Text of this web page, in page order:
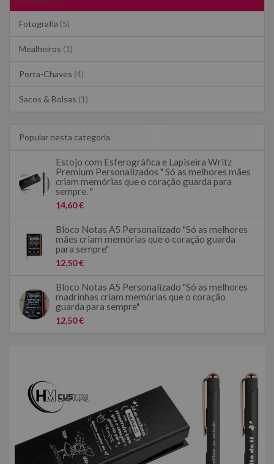
Fotografia (5)
Mealheiros (1)
Porta-Chaves (4)
Sacos & Bolsas (1)
Popular nesta categoria
Estojo com Esferográfica e Lapiseira Writz
Premium Personalizados " Só as melhores mães
criam memórias que o coração guarda para
sempre. "
14,60 €
Bloco Notas A5 Personalizado "Só as melhores
mães criam memórias que o coração guarda
para sempre"
12,50 €
Bloco Notas A5 Personalizado "Só as melhores
madrinhas criam memórias que o coração
guarda para sempre"
12,50 €